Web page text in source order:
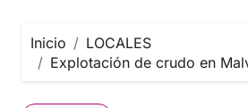
Inicio
LOCALES
Explotación de crudo en